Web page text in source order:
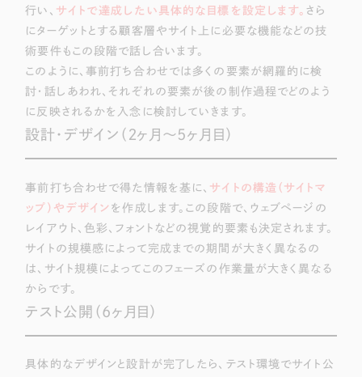
行い、 サイトで達成したい具体的な目標を設定します。 さら
にターゲットとする顧客層やサイト上に必要な機能などの技
術要件もこの段階で話し合います。
このように、事前打ち合わせでは多くの要素が網羅的に検
討・話しあわれ、それぞれの要素が後の制作過程でどのよう
に反映されるかを入念に検討していきます。
設計・デザイン（２ヶ月〜5ヶ月目）
事前打ち合わせで得た情報を基に、 サイトの構造（サイトマ
ップ）やデザイン を作成します。この段階で、ウェブページの
レイアウト、色彩、フォントなどの視覚的要素も決定されます。
サイトの規模感によって完成までの期間が大きく異なるの
は、サイト規模によってこのフェーズの作業量が大きく異なる
からです。
テスト公開（6ヶ月目）
具体的なデザインと設計が完了したら、テスト環境でサイト公